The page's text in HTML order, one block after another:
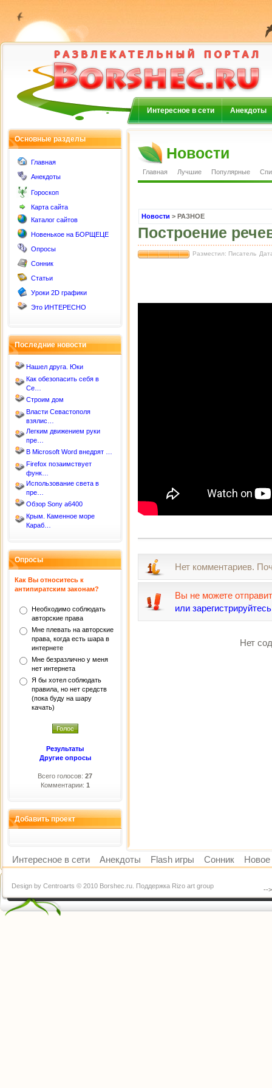
Интересное в сети Анекдоты
Основные разделы
Главная
Анекдоты
Гороскоп
Карта сайта
Каталог сайтов
Новенькое на БОРЩЕЦЕ
Опросы
Сонник
Статьи
Уроки 2D графики
Это ИНТЕРЕСНО
Последние новости
Нашел друга. Юки
Как обезопасить себя в
Се…
Строим дом
Власти Севастополя
взялис…
Легким движением руки
пре…
В Microsoft Word внедрят …
Firefox позаимствует
функ…
Использование света в
пре…
Обзор Sony a6400
Крым. Каменное море
Караб…
Опросы
Как Вы относитесь к
антипиратским законам?
Необходимо соблюдать
авторские права
Мне плевать на авторские
права, когда есть шара в
интернете
Мне безразлично у меня
нет интернета
Я бы хотел соблюдать
правила, но нет средств
(пока буду на шару
качать)
Результаты
Другие опросы
Всего голосов: 27
Комментарии: 1
Добавить проект
Новости
Главная Лучшие Популярные
Новости > РАЗНОЕ
Построение
Разместил: Писатель
Нет комментариев.
Вы не можете
или зарегистрируйтесь
Нет
Интересное в сети Анекдоты Flash игры Сонник Новое
Design by Centroarts © 2010 Borshec.ru. Поддержка Rizo art group --